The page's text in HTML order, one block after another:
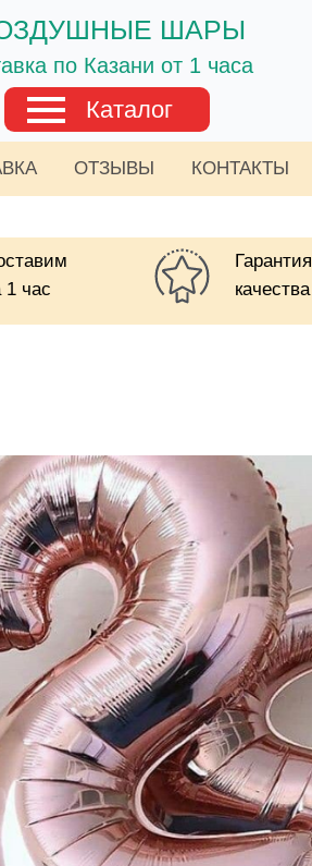
ШАРЫ
по Казани от 1 часа
Каталог
ОТЗЫВЫ КОНТАКТЫ
1 час
Гарантия
качества